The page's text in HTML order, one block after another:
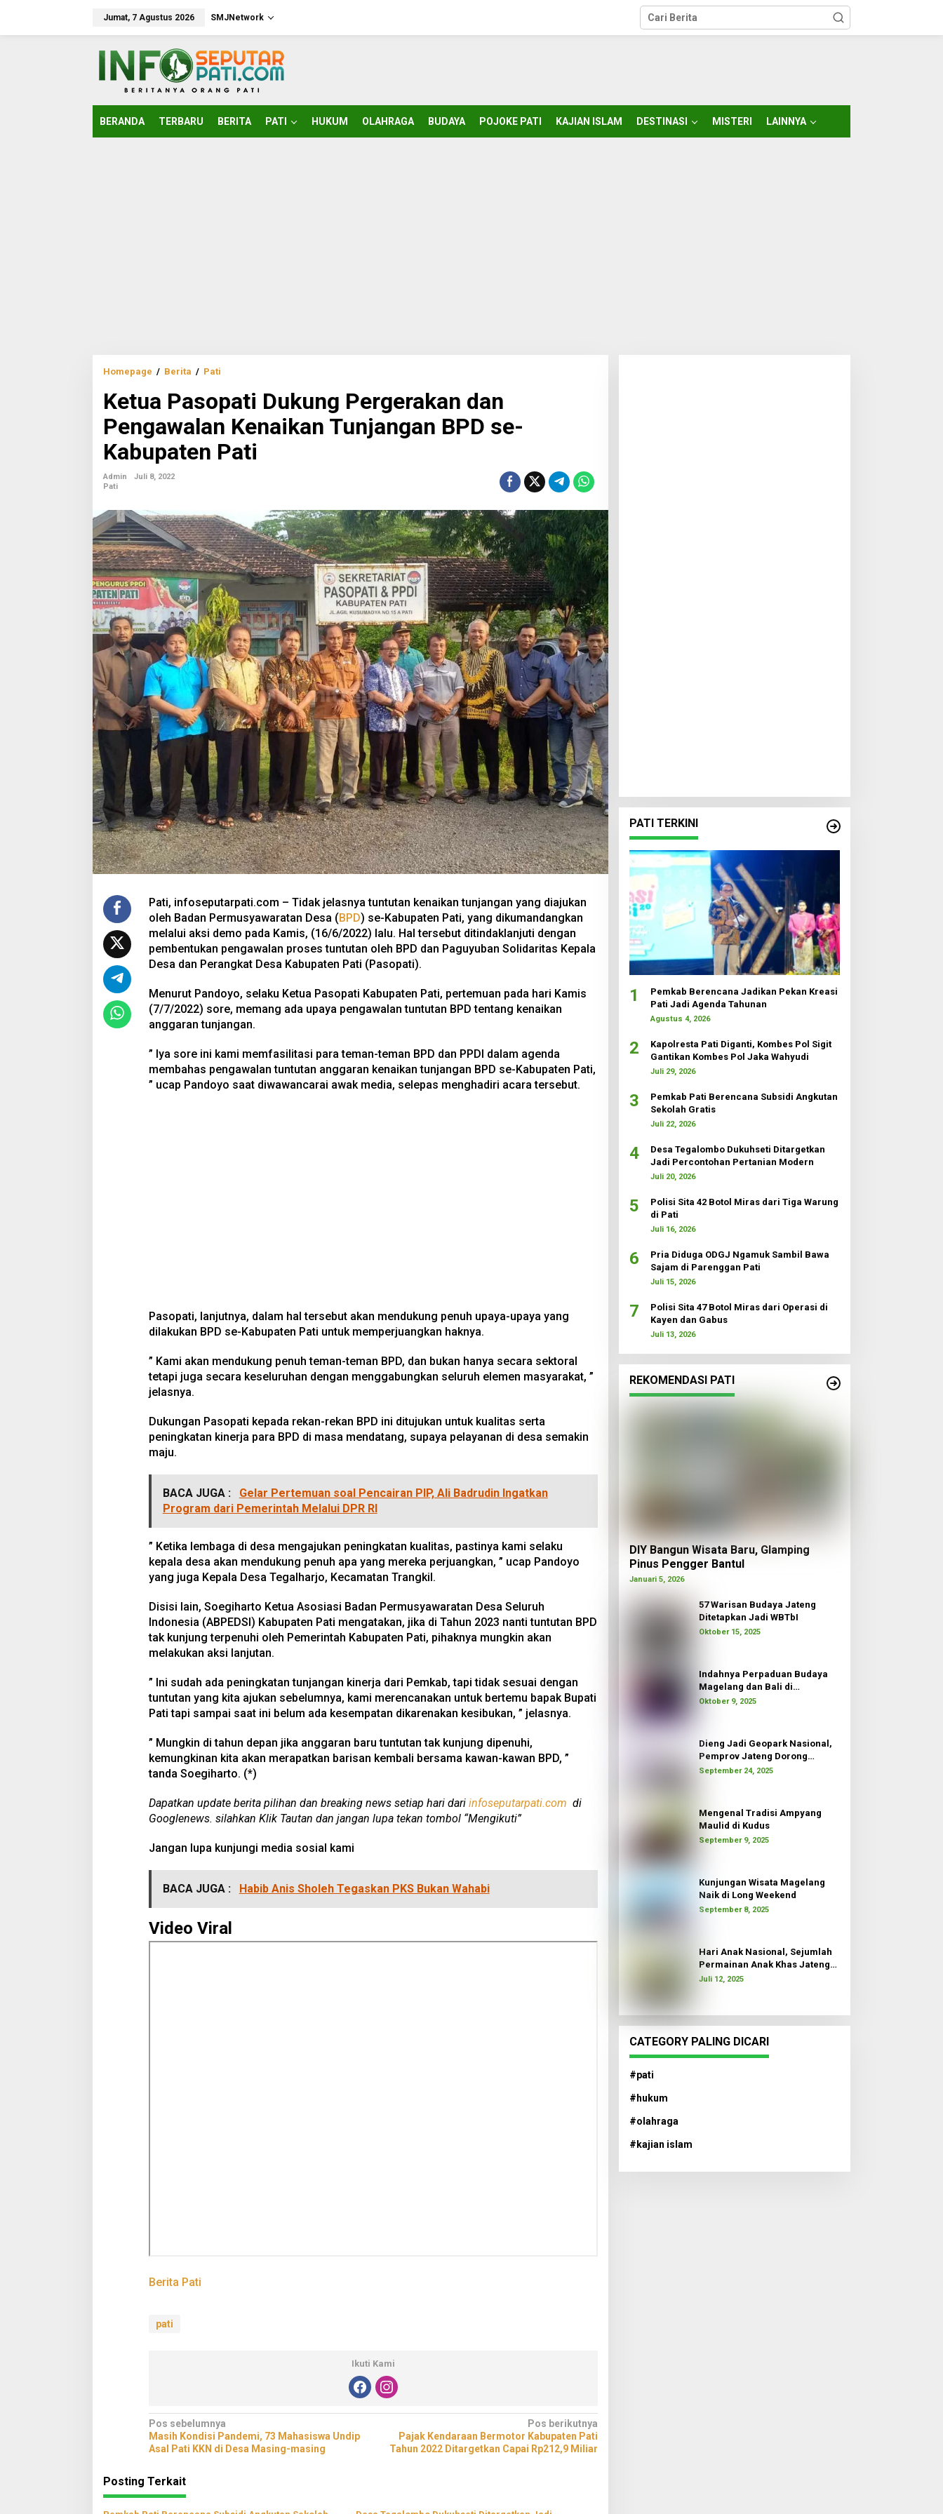
Jumat, 7 Agustus 2026 SMJNetwork
BERANDA TERBARU BERITA PATI HUKUM OLAHRAGA BUDAYA POJOKE PATI KAJIAN ISLAM DESTINASI MISTERI LAINNYA
Homepage / Berita / Pati
Dukung
Pergerakan
dan
Pengawalan
Kenaikan
Tunjangan
Ketua Pasopati Dukung Pergerakan dan
Pengawalan Kenaikan Tunjangan BPD se-
Kabupaten Pati
Admin
Juli 8, 2022
Pati
Pati, infoseputarpati.com – Tidak jelasnya tuntutan kenaikan tunjangan yang diajukan
oleh Badan Permusyawaratan Desa ( BPD) se-Kabupaten Pati, yang dikumandangkan
melalui aksi demo pada Kamis, (16/6/2022) lalu. Hal tersebut ditindaklanjuti dengan
pembentukan pengawalan proses tuntutan oleh BPD dan Paguyuban Solidaritas Kepala
Desa dan Perangkat Desa Kabupaten Pati (Pasopati).
Menurut Pandoyo, selaku Ketua Pasopati Kabupaten Pati, pertemuan pada hari Kamis
(7/7/2022) sore, memang ada upaya pengawalan tuntutan BPD tentang kenaikan
anggaran tunjangan.
” Iya sore ini kami memfasilitasi para teman-teman BPD dan PPDI dalam agenda
membahas pengawalan tuntutan anggaran kenaikan tunjangan BPD se-Kabupaten Pati,
” ucap Pandoyo saat diwawancarai awak media, selepas menghadiri acara tersebut.
Pasopati, lanjutnya, dalam hal tersebut akan mendukung penuh upaya-upaya yang
dilakukan BPD se-Kabupaten Pati untuk memperjuangkan haknya.
” Kami akan mendukung penuh teman-teman BPD, dan bukan hanya secara sektoral
tetapi juga secara keseluruhan dengan menggabungkan seluruh elemen masyarakat, ”
jelasnya.
Dukungan Pasopati kepada rekan-rekan BPD ini ditujukan untuk kualitas serta
peningkatan kinerja para BPD di masa mendatang, supaya pelayanan di desa semakin
maju.
BACA JUGA :
Gelar Pertemuan soal Pencairan PIP, Ali Badrudin Ingatkan
Program dari Pemerintah Melalui DPR RI
” Ketika lembaga di desa mengajukan peningkatan kualitas, pastinya kami selaku
kepala desa akan mendukung penuh apa yang mereka perjuangkan, ” ucap Pandoyo
yang juga Kepala Desa Tegalharjo, Kecamatan Trangkil.
Disisi lain, Soegiharto Ketua Asosiasi Badan Permusyawaratan Desa Seluruh
Indonesia (ABPEDSI) Kabupaten Pati mengatakan, jika di Tahun 2023 nanti tuntutan BPD
tak kunjung terpenuhi oleh Pemerintah Kabupaten Pati, pihaknya mungkin akan
melakukan aksi lanjutan.
” Ini sudah ada peningkatan tunjangan kinerja dari Pemkab, tapi tidak sesuai dengan
tuntutan yang kita ajukan sebelumnya, kami merencanakan untuk bertemu bapak Bupati
Pati tapi sampai saat ini belum ada kesempatan dikarenakan kesibukan, ” jelasnya.
” Mungkin di tahun depan jika anggaran baru tuntutan tak kunjung dipenuhi,
kemungkinan kita akan merapatkan barisan kembali bersama kawan-kawan BPD, ”
tanda Soegiharto. (*)
Dapatkan update berita pilihan dan breaking news setiap hari dari infoseputarpati.com di
Googlenews. silahkan Klik Tautan dan jangan lupa tekan tombol “Mengikuti”
Jangan lupa kunjungi media sosial kami
BACA JUGA : Habib Anis Sholeh Tegaskan PKS Bukan Wahabi
Video Viral
Berita Pati
pati
Ikuti Kami
Navigasi
pos
Pos sebelumnya
Masih Kondisi Pandemi, 73 Mahasiswa Undip
Asal Pati KKN di Desa Masing-masing
Pos berikutnya
Pajak Kendaraan Bermotor Kabupaten Pati
Tahun 2022 Ditargetkan Capai Rp212,9 Miliar
Posting Terkait
PATI TERKINI
1
Pemkab Berencana Jadikan Pekan Kreasi
Pati Jadi Agenda Tahunan
Agustus 4, 2026
2
Kapolresta Pati Diganti, Kombes Pol Sigit
Gantikan Kombes Pol Jaka Wahyudi
Juli 29, 2026
3
Pemkab Pati Berencana Subsidi Angkutan
Sekolah Gratis
Juli 22, 2026
4
Desa Tegalombo Dukuhseti Ditargetkan
Jadi Percontohan Pertanian Modern
Juli 20, 2026
5
Polisi Sita 42 Botol Miras dari Tiga Warung
di Pati
Juli 16, 2026
6
Pria Diduga ODGJ Ngamuk Sambil Bawa
Sajam di Parenggan Pati
Juli 15, 2026
7
Polisi Sita 47 Botol Miras dari Operasi di
Kayen dan Gabus
Juli 13, 2026
REKOMENDASI PATI
DIY Bangun Wisata Baru, Glamping
Pinus Pengger Bantul
Januari 5, 2026
57 Warisan Budaya Jateng
Ditetapkan Jadi WBTbI
Oktober 15, 2025
Indahnya Perpaduan Budaya
Magelang dan Bali di
Borobudur Moon
Oktober 9, 2025
Dieng Jadi Geopark Nasional,
Pemprov Jateng Dorong
Pertumbuhan Ekonomi
September 24, 2025
Mengenal Tradisi Ampyang
Maulid di Kudus
September 9, 2025
Kunjungan Wisata Magelang
Naik di Long Weekend
September 8, 2025
Hari Anak Nasional, Sejumlah
Permainan Anak Khas Jateng
Dimainkan
Juli 12, 2025
CATEGORY PALING DICARI
#pati
#hukum
#olahraga
#kajian islam